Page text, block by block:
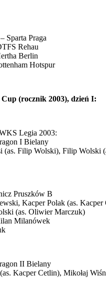
Sparta Praga
Rehau
Berlin
Hotspur
(rocznik 2003), dzień I:
Legia 2003:
I Bielany
(as. Filip Wolski), Filip Wolski
Pruszków B
Kacper Polak (as.
(as. Oliwier Marczuk)
Milanówek
II Bielany
Kacper Cetlin), Mikołaj